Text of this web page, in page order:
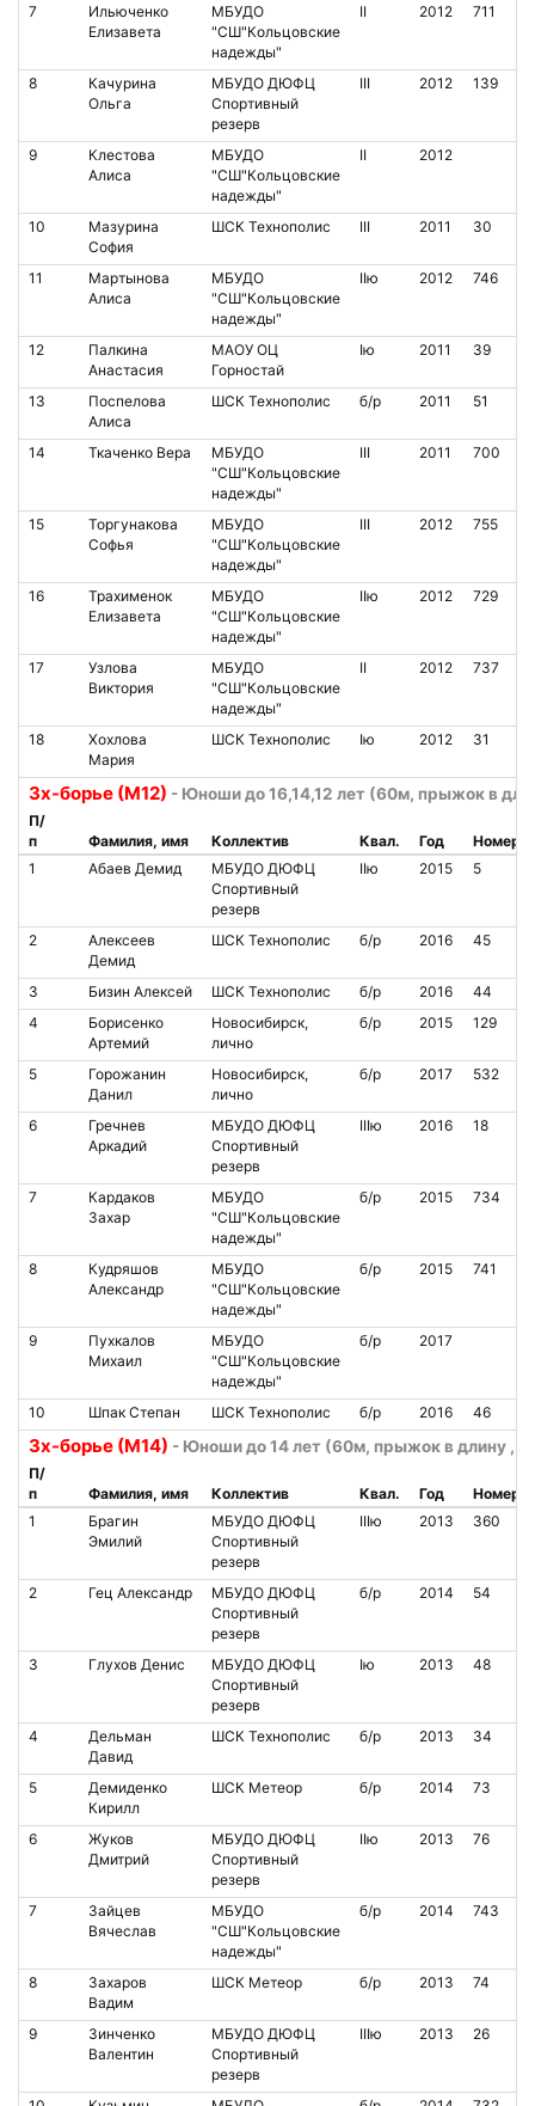
7
Ильюченко
Елизавета
МБУДО
"СШ"Кольцовские
надежды"
II 2012 711
8
Качурина
Ольга
МБУДО ДЮФЦ
Спортивный
резерв
III 2012 139
9
Клестова
Алиса
МБУДО
"СШ"Кольцовские
надежды"
II 2012
10
Мазурина
София
ШСК Технополис III 2011 30
11
Мартынова
Алиса
МБУДО
"СШ"Кольцовские
надежды"
IIю 2012 746
12
Палкина
Анастасия
МАОУ ОЦ
Горностай
Iю 2011 39
13
Поспелова
Алиса
ШСК Технополис б/р 2011 51
14 Ткаченко Вера
МБУДО
"СШ"Кольцовские
надежды"
III 2011 700
15
Торгунакова
Софья
МБУДО
"СШ"Кольцовские
надежды"
III 2012 755
16
Трахименок
Елизавета
МБУДО
"СШ"Кольцовские
надежды"
IIю 2012 729
17
Узлова
Виктория
МБУДО
"СШ"Кольцовские
надежды"
II 2012 737
18
Хохлова
Мария
ШСК Технополис Iю 2012 31
3х-борье (М12) - Юноши до 16,14,12 лет (60м, прыжок в
П/
п
Фамилия, имя Коллектив Квал. Год
Номер
1
Абаев Демид
МБУДО ДЮФЦ
Спортивный
резерв
IIю 2015 5
2
Алексеев
Демид
ШСК Технополис б/р 2016 45
3 Бизин Алексей ШСК Технополис б/р 2016
44
4
Борисенко
Артемий
Новосибирск,
лично
б/р 2015 129
5
Горожанин
Данил
Новосибирск,
лично
б/р 2017 532
6
Гречнев
Аркадий
МБУДО ДЮФЦ
Спортивный
резерв
IIIю 2016 18
7
Кардаков
Захар
МБУДО
"СШ"Кольцовские
надежды"
б/р 2015 734
8
Кудряшов
Александр
МБУДО
"СШ"Кольцовские
надежды"
б/р 2015 741
9
Пухкалов
Михаил
МБУДО
"СШ"Кольцовские
надежды"
б/р 2017
10 Шпак Степан ШСК Технополис б/р 2016 46
3х-борье (М14) - Юноши до 14 лет (60м, прыжок в длину ,
П/
п
Фамилия, имя Коллектив Квал. Год
Номер
1
Брагин
Эмилий
МБУДО ДЮФЦ
Спортивный
резерв
IIIю 2013 360
2 Гец Александр
МБУДО ДЮФЦ
Спортивный
резерв
б/р 2014 54
3 Глухов Денис
МБУДО ДЮФЦ
Спортивный
резерв
Iю 2013 48
4
Дельман
Давид
ШСК Технополис б/р 2013 34
5
Демиденко
Кирилл
ШСК Метеор б/р 2014 73
6
Жуков
Дмитрий
МБУДО ДЮФЦ
Спортивный
резерв
IIю 2013 76
7
Зайцев
Вячеслав
МБУДО
"СШ"Кольцовские
надежды"
б/р 2014 743
8
Захаров
Вадим
ШСК Метеор б/р 2013 74
9
Зинченко
Валентин
МБУДО ДЮФЦ
Спортивный
резерв
IIIю 2013 26